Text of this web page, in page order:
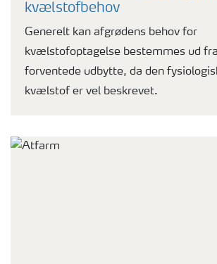
kvælstofbehov
Generelt kan afgrødens behov for
kvælstofoptagelse bestemmes ud
forventede udbytte, da den
kvælstof er vel beskrevet.